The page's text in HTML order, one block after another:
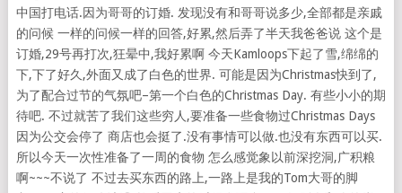
中国打电话.因为哥哥的订婚. 发现没有和哥哥说多少,全部都是亲戚
的问候 一样的问候一样的回答,好累,然后弄了半天我爸爸说 这个是
订婚,29号再打次,狂晕中,我好累啊 今天Kamloops下起了雪,绵绵的
下,下了好久,外面又成了白色的世界. 可能是因为Christmas快到了,
为了配合过节的气氛吧–第一个白色的Christmas Day. 有些小小的期
待吧. 不过就苦了我们这些穷人,要准备一些食物过Christmas Days
因为公交会停了 商店也会挺了.没有事情可以做.也没有东西可以买.
所以今天一次性准备了一周的食物 怎么感觉象以前深挖洞,广积粮
啊~~~不说了 不过去买东西的路上,一路上是我的Tom大哥的脚